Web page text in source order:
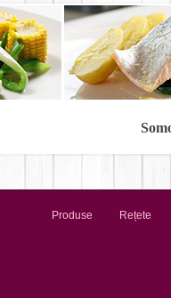
Produse Rețete